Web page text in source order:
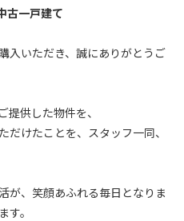
古一戸建て
入いただき、誠にありがとうご
供した物件を、
けたことを、スタッフ一同、
が、笑顔あふれる毎日となりま
。